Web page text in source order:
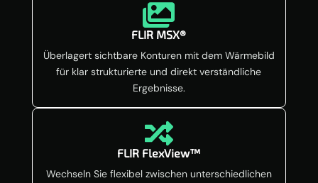

FLIR MSX®
Überlagert sichtbare Konturen mit dem Wärmebild
für klar strukturierte und direkt verständliche
Ergebnisse.

FLIR FlexView™
Wechseln Sie flexibel zwischen unterschiedlichen